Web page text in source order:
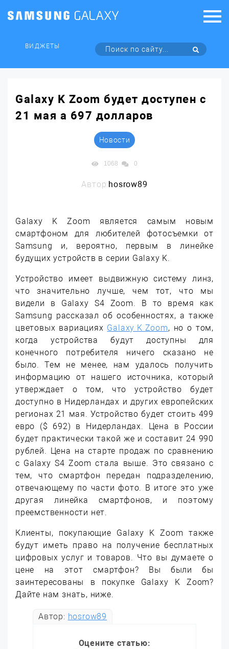
ВИДЖЕТЫ
Galaxy K Zoom будет доступен с
21 мая а 697 долларов
Новости
1068 0
Автор:hosrow89
Galaxy K Zoom является самым новым
смартфоном для любителей фотосъемки от
Samsung и, вероятно, первым в линейке
будущих устройств в серии Galaxy K.
Устройство имеет выдвижную систему линз,
что значительно лучше, чем тот, что мы
видели в Galaxy S4 Zoom. В то время как
Samsung рассказал об особенностях, а также
цветовых вариациях Galaxy K Zoom, но о том,
когда устройства будут доступны для
конечного потребителя ничего сказано не
было. Тем не менее, нам удалось получить
информацию от нашего источника, который
утверждает о том, что устройство будет
доступно в Нидерландах и других европейских
регионах 21 мая. Устройство будет стоить 499
евро ($ 692) в Нидерландах. Цена в России
будет практически такой же и составит 24 990
рублей. Цена на старте продаж по сравнению
с Galaxy S4 Zoom стала выше. Это связано с
тем, что смартфон передан подразделению,
отвечающему по части фото. В итоге это уже
другая линейка смартфонов, и поэтому
преемственности нет.
Клиенты, покупающие Galaxy K Zoom также
будут иметь право на получение бесплатных
цифровых услуг и товаров. Что вы думаете о
цене на этот смартфон? Вы были бы
заинтересованы в покупке Galaxy K Zoom?
Дайте нам знать, ниже.
Автор: hosrow89
Оцените статью: